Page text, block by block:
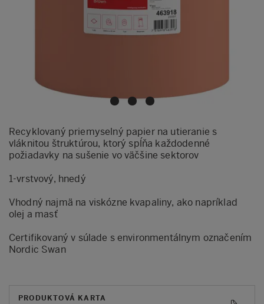
Recyklovaný priemyselný papier na utieranie s
vláknitou štruktúrou, ktorý spĺňa každodenné
požiadavky na sušenie vo väčšine sektorov
1-vrstvový, hnedý
Vhodný najmä na viskózne kvapaliny, ako napríklad
olej a masť
Certifikovaný v súlade s environmentálnym označením
Nordic Swan
PRODUKTOVÁ KARTA